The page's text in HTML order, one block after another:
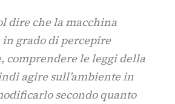
dire che la macchina
in grado di percepire
comprendere le leggi della
agire sull’ambiente in
secondo quanto